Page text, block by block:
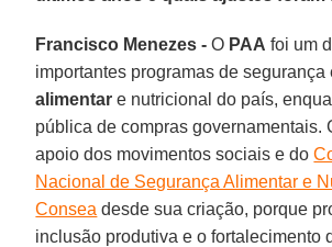
Francisco Menezes - O PAA foi um
importantes programas de
alimentar e nutricional do país,
pública de compras governamentais.
apoio dos movimentos sociais e do
Nacional de Segurança Alimentar e
Consea desde sua criação, porque
inclusão produtiva e o fortalecimento